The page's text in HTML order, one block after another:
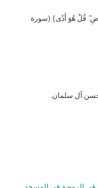
قُلْ هُوَ أَذًى} (سورة
آل سلمان.